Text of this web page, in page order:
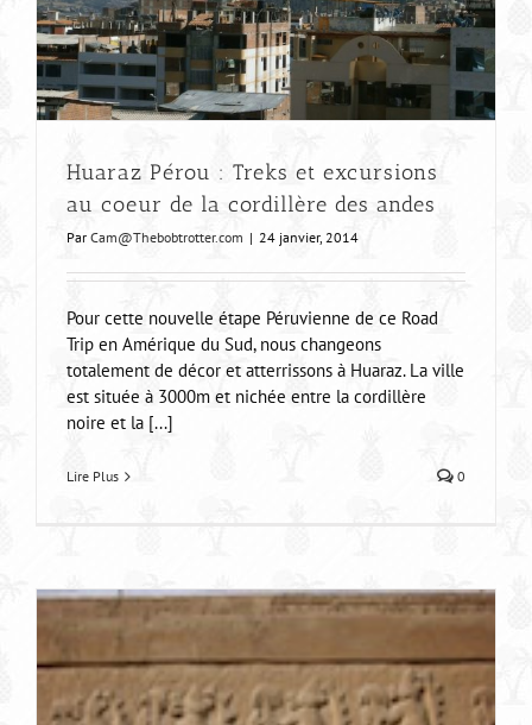
Huaraz Pérou : Treks et excursions
au coeur de la cordillère des andes
Par Cam@Thebobtrotter.com | 24 janvier, 2014
Pour cette nouvelle étape Péruvienne de ce Road
Trip en Amérique du Sud, nous changeons
totalement de décor et atterrissons à Huaraz. La ville
est située à 3000m et nichée entre la cordillère
noire et la [...]
Lire Plus 0